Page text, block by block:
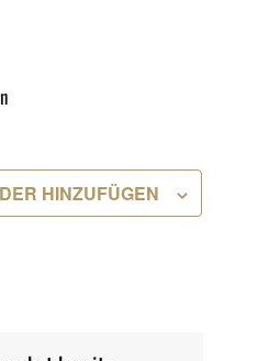
HINZUFÜGEN